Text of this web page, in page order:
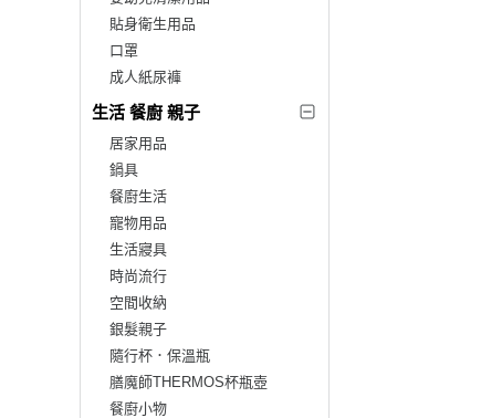
貼身衛生用品
口罩
成人紙尿褲
生活 餐廚 親子
居家用品
鍋具
餐廚生活
寵物用品
生活寢具
時尚流行
空間收納
銀髮親子
隨行杯．保溫瓶
膳魔師THERMOS杯瓶壺
餐廚小物